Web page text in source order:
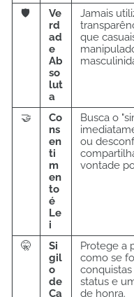
🛡️
Ve
rd
ad
e
Ab
so
lut
a
Jamais
que
🤝
Co
ns
en
ti
m
en
to
é
Le
i
Busca o
ou
vontade
🤫
Si
gil
o
de
Ca
Protege a
como se
status e
de honra.